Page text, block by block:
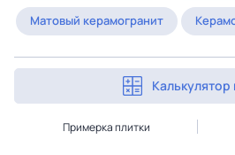
Матовый керамогранит
Калькулятор
Примерка плитки